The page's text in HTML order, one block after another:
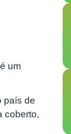
um
país de
coberto,